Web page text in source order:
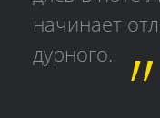
начинает
дурного.